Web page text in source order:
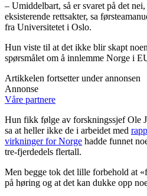
– Umiddelbart, så er svaret på det
eksisterende rettsakter, sa
fra Universitetet i Oslo.
Hun viste til at det ikke blir skapt
spørsmålet om å innlemme Norge i
Artikkelen fortsetter under annonsen
Annonse
Våre partnere
Hun fikk følge av forskningssjef Ole
sa at heller ikke de i arbeidet med
virkninger for Norge hadde funnet
tre-fjerdedels flertall.
Men begge tok det lille forbehold at
på høring og at det kan dukke opp